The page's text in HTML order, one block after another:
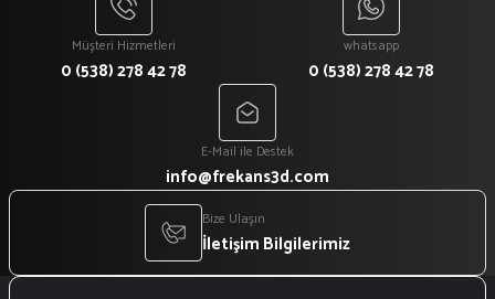
Müşteri Hizmetleri
0 (538) 278 42 78
whatsapp
0 (538) 278 42 78
E-Mail ile Destek
info@frekans3d.com
Bize Ulaşın
İletişim Bilgilerimiz